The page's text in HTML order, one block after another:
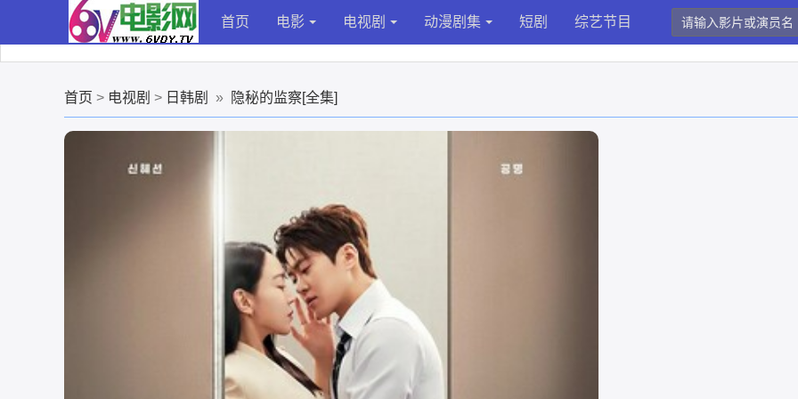
首页 电影 电视剧 动漫剧集 短剧 综艺节目
首页 > 电视剧 > 日韩剧 » 隐秘的监察[全集]